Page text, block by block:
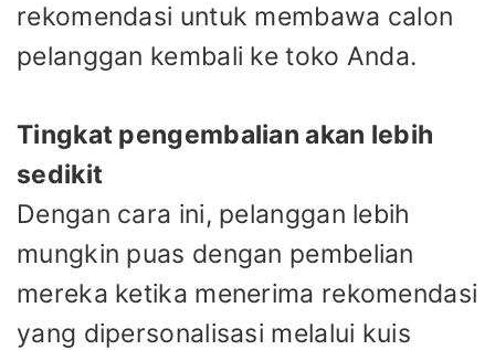
rekomendasi untuk membawa calon
pelanggan kembali ke toko Anda.
Tingkat pengembalian akan lebih
sedikit
Dengan cara ini, pelanggan lebih
mungkin puas dengan pembelian
mereka ketika menerima rekomendasi
yang dipersonalisasi melalui kuis